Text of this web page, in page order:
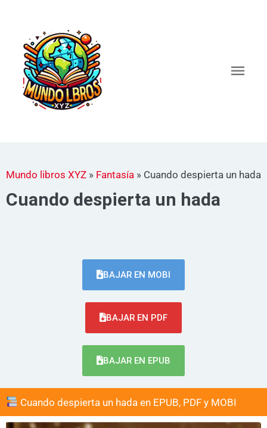
contenido
Mundo libros XYZ » Fantasía » Cuando despierta un hada
Cuando despierta un hada
BAJAR EN MOBI
BAJAR EN PDF
BAJAR EN EPUB
Cuando despierta un hada en EPUB, PDF y MOBI